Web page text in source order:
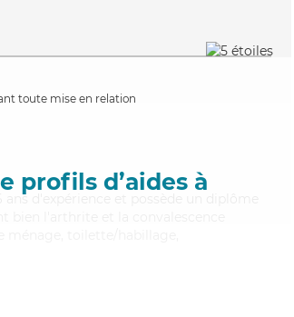
toute mise en relation
profils d’aides à
d'expérience et possède un diplôme
bien l'arthrite et la convalescence